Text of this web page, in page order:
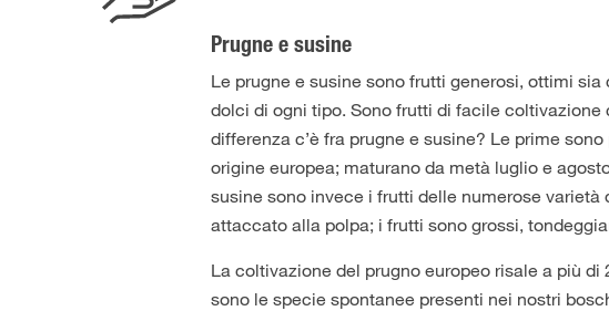
Prugne e susine
Le prugne e susine sono frutti generosi, ottimi
dolci di ogni tipo. Sono frutti di facile
differenza c’è fra prugne e susine? Le prime
origine europea; maturano da metà luglio e
susine sono invece i frutti delle numerose varietà
attaccato alla polpa; i frutti sono grossi,
La coltivazione del prugno europeo risale a più
sono le specie spontanee presenti nei nostri